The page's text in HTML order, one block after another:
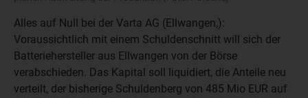
Alles auf Null bei der Varta AG (Ellwangen,):
Voraussichtlich mit einem Schuldenschnitt will sich der
Batteriehersteller aus Ellwangen von der Börse
verabschieden. Das Kapital soll liquidiert, die Anteile neu
verteilt, der bisherige Schuldenberg von 485 Mio EUR auf